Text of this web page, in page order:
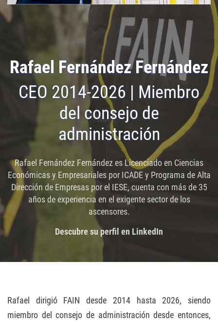
Rafael Fernández Fernández
CEO 2014-2026 | Miembro
del consejo de
administración
Rafael Fernández Fernández es Licenciado en Ciencias
Económicas y Empresariales por ICADE y Programa de Alta
Dirección de Empresas por el IESE, cuenta con más de 35
años de experiencia en el exigente sector de los
ascensores.
Descubre su perfil en LinkedIn
Rafael dirigió FAIN desde 2014 hasta 2026, siendo
miembro del consejo de administración desde entonces,